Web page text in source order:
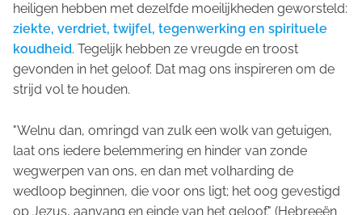
heiligen hebben met dezelfde moeilijkheden geworsteld:
ziekte, verdriet, twijfel, tegenwerking en spirituele
koudheid. Tegelijk hebben ze vreugde en troost
gevonden in het geloof. Dat mag ons inspireren om de
strijd vol te houden.
"Welnu dan, omringd van zulk een wolk van getuigen,
laat ons iedere belemmering en hinder van zonde
wegwerpen van ons, en dan met volharding de
wedloop beginnen, die voor ons ligt; het oog gevestigd
op Jezus, aanvang en einde van het geloof." (Hebreeën